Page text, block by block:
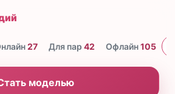
27 Для пар 42 Офлайн105
моделью